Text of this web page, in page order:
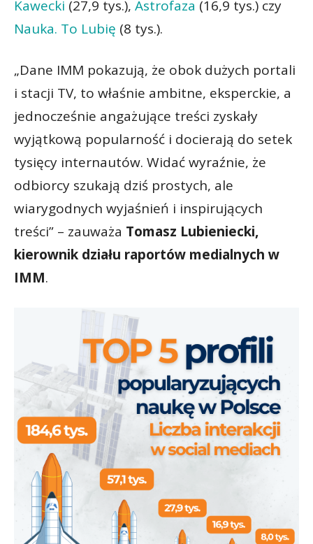
Kawecki (27,9 tys.), Astrofaza (16,9 tys.) czy
Nauka. To Lubię (8 tys.).
„Dane IMM pokazują, że obok dużych portali
i stacji TV, to właśnie ambitne, eksperckie, a
jednocześnie angażujące treści zyskały
wyjątkową popularność i docierają do setek
tysięcy internautów. Widać wyraźnie, że
odbiorcy szukają dziś prostych, ale
wiarygodnych wyjaśnień i inspirujących
treści” – zauważa Tomasz Lubieniecki,
kierownik działu raportów medialnych w
IMM.